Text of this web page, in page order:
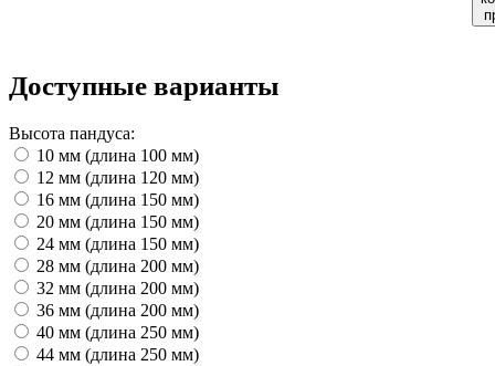
Доступные варианты
Высота пандуса:
10 мм (длина 100 мм)
12 мм (длина 120 мм)
16 мм (длина 150 мм)
20 мм (длина 150 мм)
24 мм (длина 150 мм)
28 мм (длина 200 мм)
32 мм (длина 200 мм)
36 мм (длина 200 мм)
40 мм (длина 250 мм)
44 мм (длина 250 мм)